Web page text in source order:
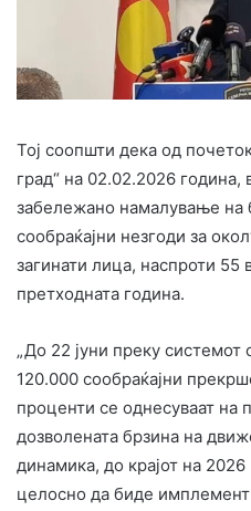
Тој соопшти дека од
град“ на 02.02.2026
забележано намалување на
сообраќајни незгоди за
загинати лица, наспроти 55
претходната година.
„До 22 јуни преку системот
120.000 сообраќајни
проценти се однесуваат на
дозволената брзина на
динамика, до крајот на
целосно да биде